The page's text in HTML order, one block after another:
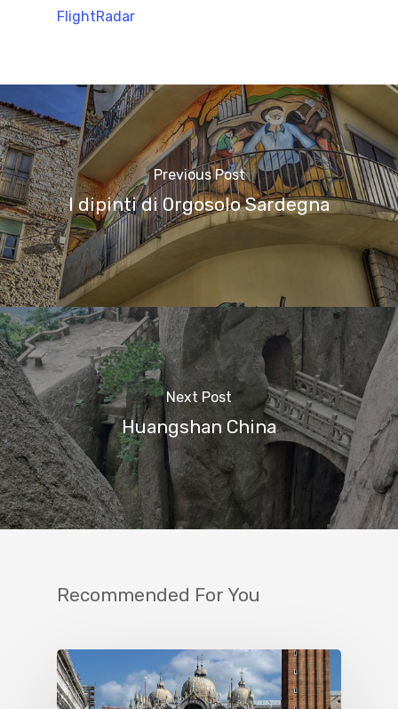
FlightRadar
Previous Post
I dipinti di Orgosolo Sardegna
Next Post
Huangshan China
Recommended For You